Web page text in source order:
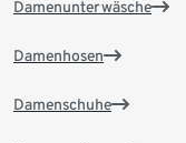
Damenunterwäsche
Damenhosen
Damenschuhe